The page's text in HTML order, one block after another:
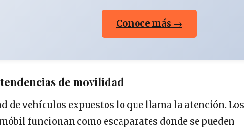
Conoce más →
de movilidad
de vehículos expuestos lo que llama la atención. Los
funcionan como escaparates donde se pueden